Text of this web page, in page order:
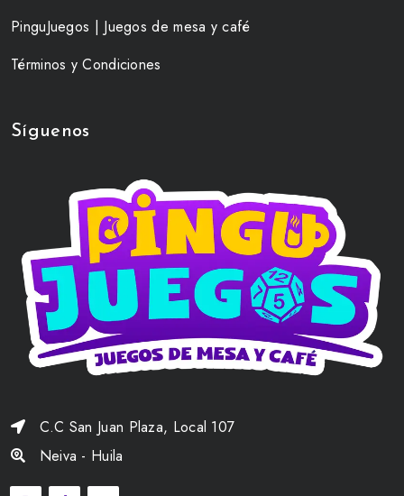
PinguJuegos | Juegos de mesa y café
Términos y Condiciones
Síguenos
C.C San Juan Plaza, Local 107
Neiva - Huila